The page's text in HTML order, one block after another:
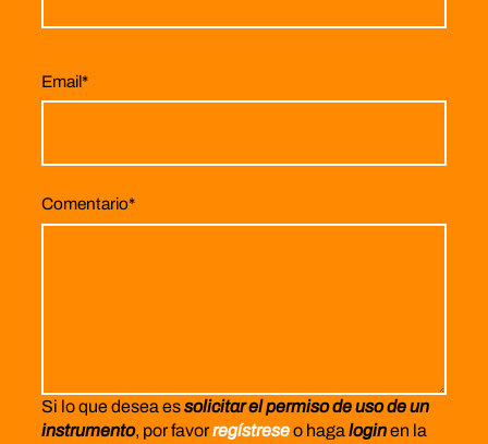
Email*
Comentario*
Si lo que desea essolicitar el permiso de uso de un
instrumento, por favorregístreseo hagaloginen la